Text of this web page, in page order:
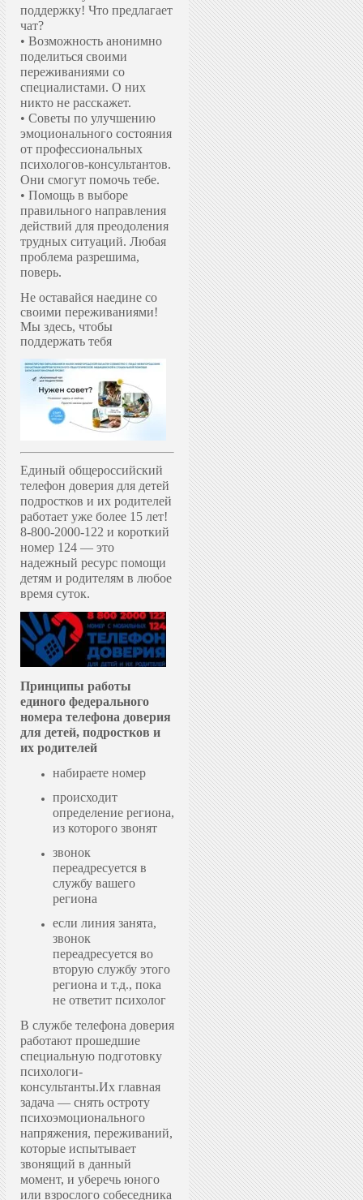
поддержку! Что предлагает
чат?
• Возможность анонимно
поделиться своими
переживаниями со
специалистами. О них
никто не расскажет.
• Советы по улучшению
эмоционального состояния
от профессиональных
психологов-консультантов.
Они смогут помочь тебе.
• Помощь в выборе
правильного направления
действий для преодоления
трудных ситуаций. Любая
проблема разрешима,
поверь.
Не оставайся наедине со
своими переживаниями!
Мы здесь, чтобы
поддержать тебя
Единый общероссийский
телефон доверия для детей
подростков и их родителей
работает уже более 15 лет!
8-800-2000-122 и короткий
номер 124 — это
надежный ресурс помощи
детям и родителям в любое
время суток.
Принципы работы
единого федерального
номера телефона доверия
для детей, подростков и
их родителей
набираете номер
происходит
определение региона,
из которого звонят
звонок
переадресуется в
службу вашего
региона
если линия занята,
звонок
переадресуется во
вторую службу этого
региона и т.д., пока
не ответит психолог
В службе телефона доверия
работают прошедшие
специальную подготовку
психологи-
консультанты.Их главная
задача — снять остроту
психоэмоционального
напряжения, переживаний,
которые испытывает
звонящий в данный
момент, и уберечь юного
или взрослого собеседника